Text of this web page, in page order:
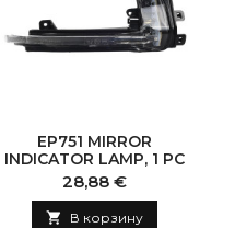
EP751 MIRROR
INDICATOR LAMP, 1 PC
Цена
28,88 €
 В корзину